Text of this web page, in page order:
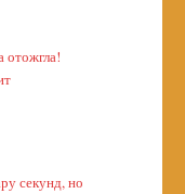
отожгла!
секунд, но